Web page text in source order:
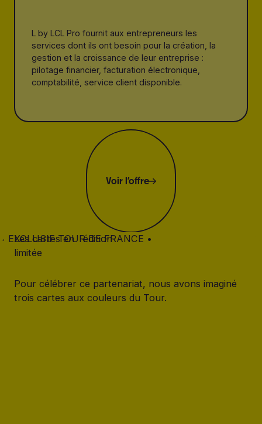
L by LCL Pro fournit aux entrepreneurs les
services dont ils ont besoin pour la création, la
gestion et la croissance de leur entreprise :
pilotage financier, facturation électronique,
comptabilité, service client disponible.
Voir l’offre
Voir l’offre
Les cartes en édition
limitée
Pour célébrer ce partenariat, nous avons imaginé
trois cartes aux couleurs du Tour.
• EXCLUSIF TOUR DE FRANCE •